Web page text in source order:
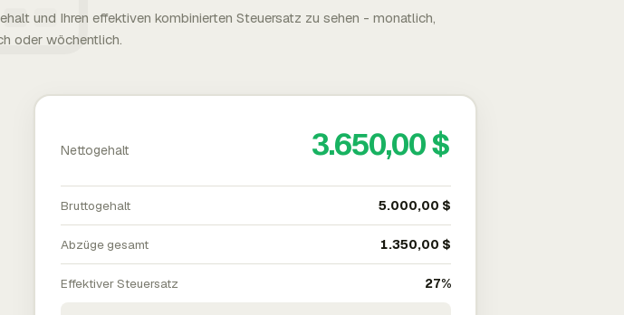
und Ihren effektiven kombinierten Steuersatz zu sehen - monatlich,
oder wöchentlich.
Nettogehalt 3.650,00 $
Bruttogehalt 5.000,00 $
Abzüge gesamt 1.350,00 $
Effektiver Steuersatz 27%